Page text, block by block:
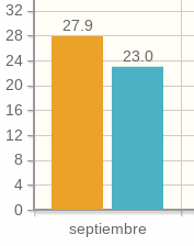
septiembre
0
4
8
12
16
20
24
28
32
27.9
23.0